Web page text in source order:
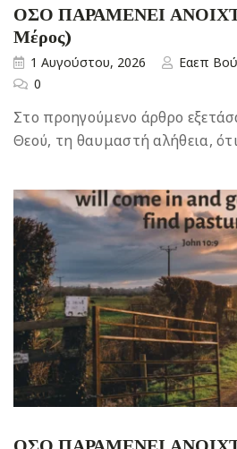
ΟΣΟ ΠΑΡΑΜΕΝΕΙ
Μέρος)
1 Αυγούστου, 2026 Εαεπ
0
Στο προηγούμενο άρθρο
Θεού, τη θαυμαστή αλήθεια,